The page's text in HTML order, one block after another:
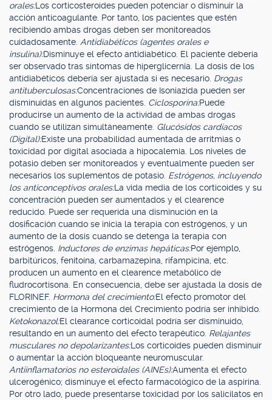
orales:Los corticosteroides pueden potenciar o disminuir la
acción anticoagulante. Por tanto, los pacientes que estén
recibiendo ambas drogas deben ser monitoreados
cuidadosamente. Antidiabéticos (agentes orales e
insulina):Disminuye el efecto antidiabético. El paciente debería
ser observado tras síntomas de hiperglicernia. La dosis de los
antidiabéticos debería ser ajustada si es necesario. Drogas
antituberculosas:Concentraciones de Isoniazida pueden ser
disminuidas en algunos pacientes. Ciclosporina:Puede
producirse un aumento de la actividad de ambas drogas
cuando se utilizan simultáneamente. Glucósidos cardíacos
(Digital):Existe una probabilidad aumentada de arritmias o
toxicidad por digital asociada a hipocalemia. Los niveles de
potasio deben ser monitoreados y eventualmente pueden ser
necesarios los suplementos de potasio. Estrógenos, incluyendo
los anticonceptivos orales:La vida media de los corticoides y su
concentración pueden ser aumentados y el clearence
reducido. Puede ser requerida una disminución en la
dosificación cuando se inicia la terapia con estrógenos, y un
aumento de la dosis cuando se detenga la terapia con
estrógenos. Inductores de enzimas hepáticas:Por ejemplo,
barbitúricos, fenitoína, carbamazepina, rifampicina, etc.
producen un aumento en el clearence metabólico de
fludrocortisona. En consecuencia, debe ser ajustada la dosis de
FLORINEF. Hormona del crecimiento:El efecto promotor del
crecimiento de la Hormona del Crecimiento podría ser inhibido.
Ketokonazol:El clearance corticoidal podría ser disminuído,
resultando en un aumento del efecto terapéutico. Relajantes
musculares no depolarizantes:Los corticoides pueden disminuír
o aumentar la acción bloqueante neuromuscular.
Antiinflamatorios no esteroidales (AINEs):Aumenta el efecto
ulcerogénico; disminuye el efecto farmacológico de la aspirina.
Por otro lado, puede presentarse toxicidad por los salicilatos en